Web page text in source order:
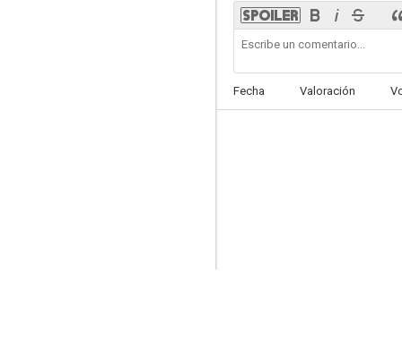
Fecha Valoración